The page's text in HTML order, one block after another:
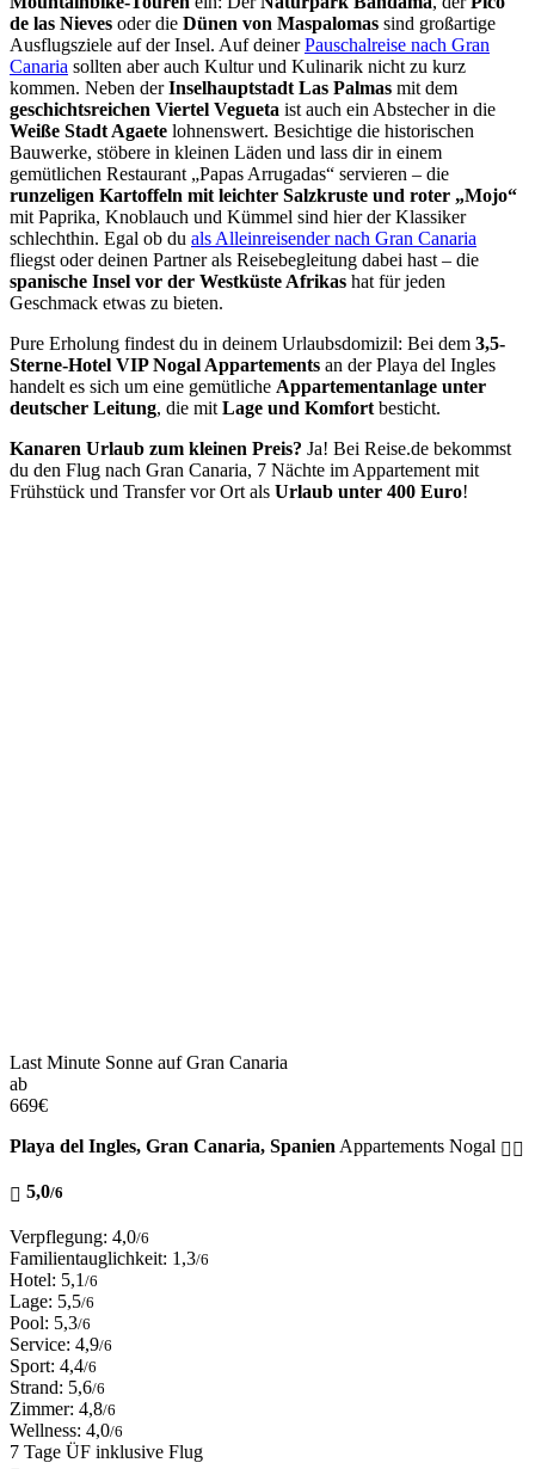
de las Nieves oder die Dünen von Maspalomas sind großartige
Ausflugsziele auf der Insel. Auf deinerPauschalreise nach Gran
Canaria sollten aber auch Kultur und Kulinarik nicht zu kurz
kommen. Neben derInselhauptstadt Las Palmas mit dem
geschichtsreichen Viertel Vegueta ist auch ein Abstecher in die
Weiße Stadt Agaete lohnenswert. Besichtige die historischen
Bauwerke, stöbere in kleinen Läden und lass dir in einem
gemütlichen Restaurant „Papas Arrugadas“ servieren – die
runzeligen Kartoffeln mit leichter Salzkruste und roter „Mojo“
mit Paprika, Knoblauch und Kümmel sind hier der Klassiker
schlechthin. Egal ob du als Alleinreisender nach Gran Canaria
fliegst oder deinen Partner als Reisebegleitung dabei hast – die
spanische Insel vor der Westküste Afrikas hat für jeden
Geschmack etwas zu bieten.
Pure Erholung findest du in deinem Urlaubsdomizil: Bei dem 3,5-
Sterne-Hotel VIP Nogal Appartements an der Playa del Ingles
handelt es sich um eine gemütliche Appartementanlage unter
deutscher Leitung, die mit Lage und Komfort besticht.
Kanaren Urlaub zum kleinen Preis? Ja! Bei Reise.de bekommst
du den Flug nach Gran Canaria, 7 Nächte im Appartement mit
Frühstück und Transfer vor Ort als Urlaub unter 400 Euro!
Last Minute Sonne auf Gran Canaria
ab
669€
Playa del Ingles, Gran Canaria, Spanien Appartements Nogal
5,0/6
Verpflegung: 4,0/6
Familientauglichkeit: 1,3/6
Hotel: 5,1 /6
Lage: 5,5/6
Pool: 5,3/6
Service: 4,9/6
Sport: 4,4/6
Strand: 5,6/6
Zimmer: 4,8/6
Wellness: 4,0/6
7 Tage ÜF inklusive Flug